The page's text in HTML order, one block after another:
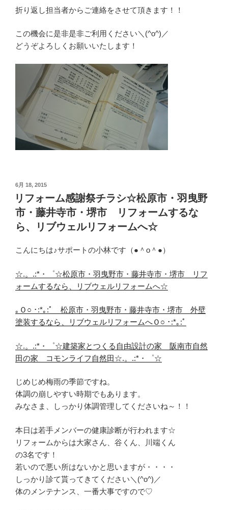
折り返し担当者からご連絡をさせて頂きます！！
この機会に是非是非ご利用ください＼(^o^)／
どうぞよろしくお願いいたします！
投
稿
日:
6月 18, 2015
リフォーム感謝祭チラシ☆松原市・羽曳野
市・藤井寺市・堺市 リフォームするな
ら、リブウェルリフォームへ☆
こんにちは♪サポートの小林です（●＾o＾●）
☆.。.:*・゜☆松原市・羽曳野市・藤井寺市・堺市 リフ
ォームするなら、リブウェルリフォームへ☆
｡Ｏ○ ･:*｡:ﾟ 松原市・羽曳野市・藤井寺市・堺市 外壁
塗装するなら、リブウェルリフォームへＯ○ ･:*｡:ﾟ
☆.。.:*・゜☆建築家とつくる自由設計の家 阪南市自然
田の家 コモンライフ自然田☆.。.:*・゜☆
じめじめ梅雨の季節ですね。
体調の崩しやすい時期でもあります。
みなさま、しっかり体調管理してくださいね～！！
本日は若手メンバーの健康診断が行われます☆
リフォームからは大家さん、谷くん、川端くん
の3名です！
若いので悪い所はないかと思いますが・・・・
しっかり診て貰ってきてください＼(^o^)／
体のメンテナンス、一番大事ですので♡